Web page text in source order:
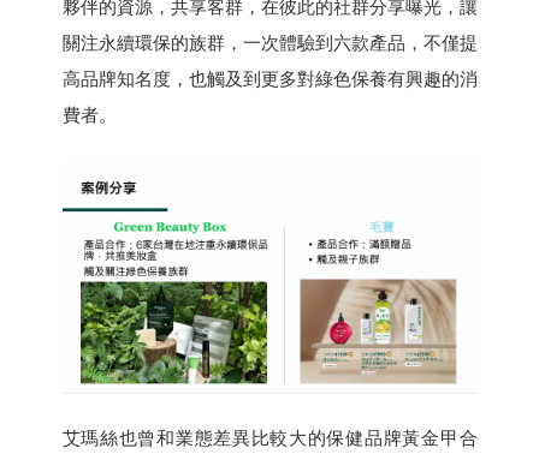
夥伴的資源，共享客群，在彼此的社群分享曝光，讓
關注永續環保的族群，一次體驗到六款產品，不僅提
高品牌知名度，也觸及到更多對綠色保養有興趣的消
費者。
艾瑪絲也曾和業態差異比較大的保健品牌黃金甲合